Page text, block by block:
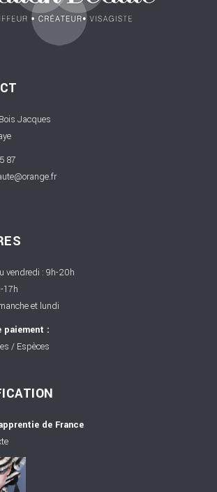
Jacques
87
vendredi : 9h-20h
17h
et lundi
paiement :
/ Espèces
de France